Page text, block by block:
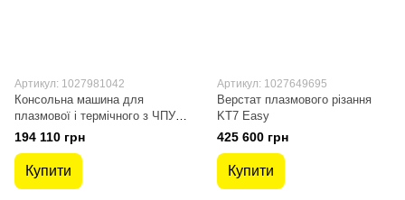
Артикул: 1027981042
Консольна машина для
плазмової і термічного з ЧПУ
INTECUT 5
194 110 грн
Купити
Артикул: 1027649695
Верстат плазмового різання
KT7 Easy
425 600 грн
Купити